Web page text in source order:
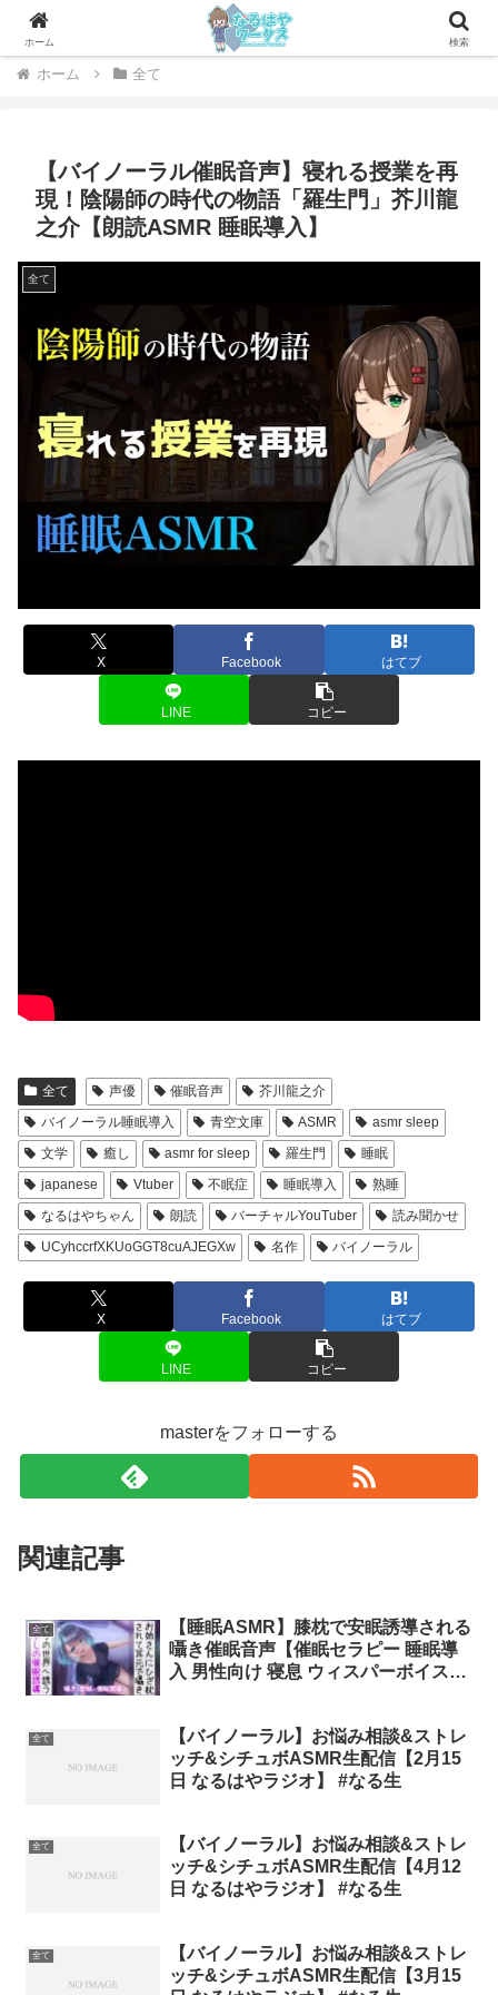
社会人のためのお役立ちメディア
ホーム 全て
【バイノーラル催眠音声】寝れる授業を再
現！陰陽師の時代の物語「羅生門」芥川龍
之介【朗読ASMR 睡眠導入】
全て
X Facebook はてブ
LINE コピー
全て 声優 催眠音声
芥川龍之介
バイノーラル睡眠導入
青空文庫 ASMR
asmr sleep
文学
癒し asmr for sleep 羅生門
睡眠
japanese
Vtuber 不眠症 睡眠導入
熟睡
なるはやちゃん
朗読 バーチャルYouTuber
読み聞かせ
UCyhccrfXKUoGGT8cuAJEGXw
名作 バイノーラル
X Facebook はてブ
LINE コピー
masterをフォローする
関連記事
全て
【睡眠ASMR】膝枕で安眠誘導される
囁き催眠音声【催眠セラピー 睡眠導
入 男性向け 寝息 ウィスパーボイス】
全て
【バイノーラル】お悩み相談&ストレ
ッチ&シチュボASMR生配信【2月15
日 なるはやラジオ】 #なる生
全て
【バイノーラル】お悩み相談&ストレ
ッチ&シチュボASMR生配信【4月12
日 なるはやラジオ】 #なる生
全て
【バイノーラル】お悩み相談&ストレ
ッチ&シチュボASMR生配信【3月15
ホーム 検索